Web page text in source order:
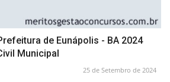
de Eunápolis - BA 2024
Municipal
25 de Setembro de 2024